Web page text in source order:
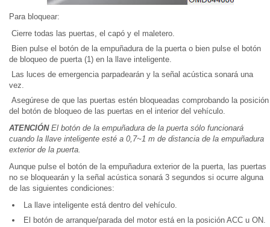
Para bloquear:
Cierre todas las puertas, el capó y el maletero.
Bien pulse el botón de la empuñadura de la puerta o bien pulse el botón
de bloqueo de puerta (1) en la llave inteligente.
Las luces de emergencia parpadearán y la señal acústica sonará una
vez.
Asegúrese de que las puertas estén bloqueadas comprobando la posición
del botón de bloqueo de las puertas en el interior del vehículo.
ATENCIÓNEl botón de la empuñadura de la puerta sólo funcionará
cuando la llave inteligente esté a 0,7~1 m de distancia de la empuñadura
exterior de la puerta.
Aunque pulse el botón de la empuñadura exterior de la puerta, las puertas
no se bloquearán y la señal acústica sonará 3 segundos si ocurre alguna
de las siguientes condiciones:
La llave inteligente está dentro del vehículo.
El botón de arranque/parada del motor está en la posición ACC u ON.